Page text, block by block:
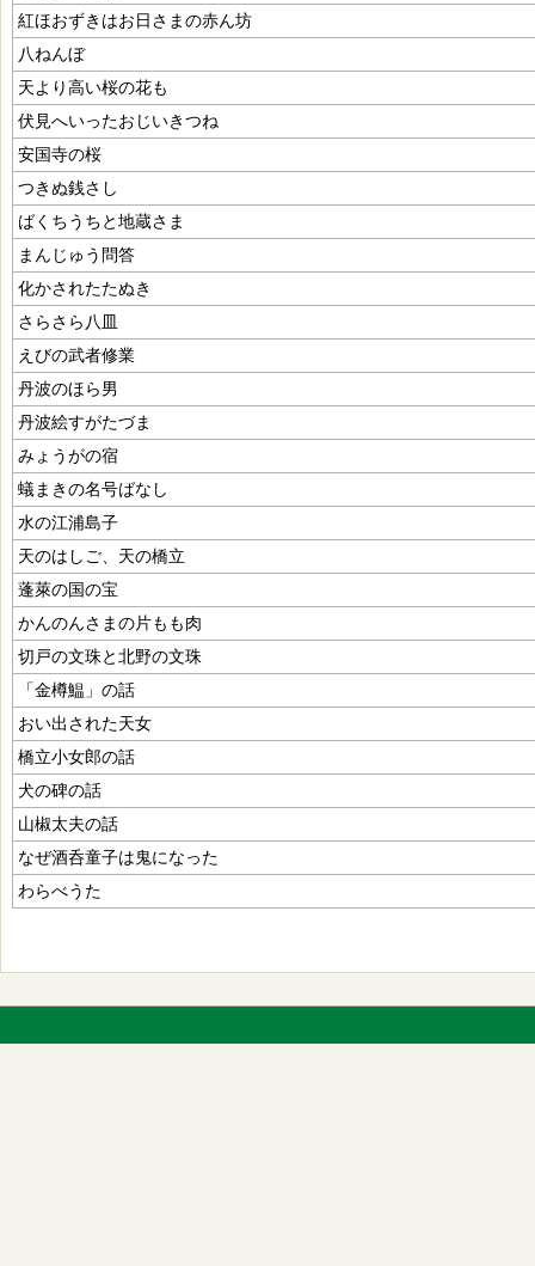
紅ほおずきはお日さまの赤ん坊
八ねんぼ
天より高い桜の花も
伏見へいったおじいきつね
安国寺の桜
つきぬ銭さし
ばくちうちと地蔵さま
まんじゅう問答
化かされたたぬき
さらさら八皿
えびの武者修業
丹波のほら男
丹波絵すがたづま
みょうがの宿
蟻まきの名号ばなし
水の江浦島子
天のはしご、天の橋立
蓬萊の国の宝
かんのんさまの片もも肉
切戸の文珠と北野の文珠
「金樽鰛」の話
おい出された天女
橋立小女郎の話
犬の碑の話
山椒太夫の話
なぜ酒呑童子は鬼になった
わらべうた